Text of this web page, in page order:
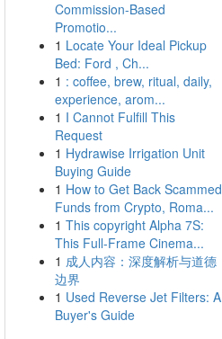
Commission-Based
Promotio...
1 Locate Your Ideal Pickup
Bed: Ford , Ch...
1 : coffee, brew, ritual, daily,
experience, arom...
1 I Cannot Fulfill This
Request
1 Hydrawise Irrigation Unit
Buying Guide
1 How to Get Back Scammed
Funds from Crypto, Roma...
1 This copyright Alpha 7S:
This Full-Frame Cinema...
1 成人内容：深度解析与道德
边界
1 Used Reverse Jet Filters: A
Buyer's Guide